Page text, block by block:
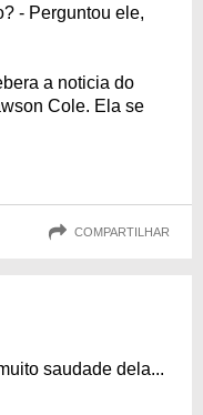
- Perguntou ele,
a noticia do
Cole. Ela se
COMPARTILHAR
saudade dela...